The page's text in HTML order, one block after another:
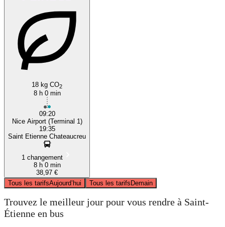
18 kg CO2
8 h 0 min
09:20
Nice Airport (Terminal 1)
19:35
Saint Etienne Chateaucreu
1 changement
8 h 0 min
38,97 €
Tous les tarifsAujourd’hui Tous les tarifsDemain
Trouvez le meilleur jour pour vous rendre à Saint-
Étienne en bus